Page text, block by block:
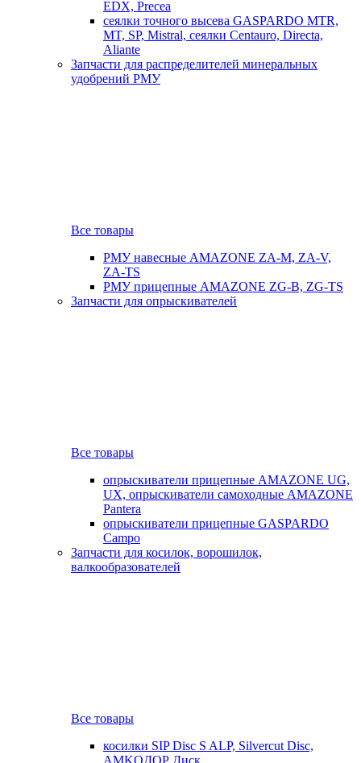
EDX, Precea
сеялки точного высева GASPARDO MTR,
MT, SP, Mistral, сеялки Centauro, Directa,
Aliante
Запчасти для распределителей минеральных
удобрений РМУ
Все товары
РМУ навесные AMAZONE ZA-M, ZA-V,
ZA-TS
РМУ прицепные AMAZONE ZG-B, ZG-TS
Запчасти для опрыскивателей
Все товары
опрыскиватели прицепные AMAZONE UG,
UX, опрыскиватели самоходные AMAZONE
Pantera
опрыскиватели прицепные GASPARDO
Campo
Запчасти для косилок, ворошилок,
валкообразователей
Все товары
косилки SIP Disc S ALP, Silvercut Disc,
AMKOДОР Диск